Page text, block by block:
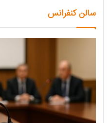
سالن کنفرانس